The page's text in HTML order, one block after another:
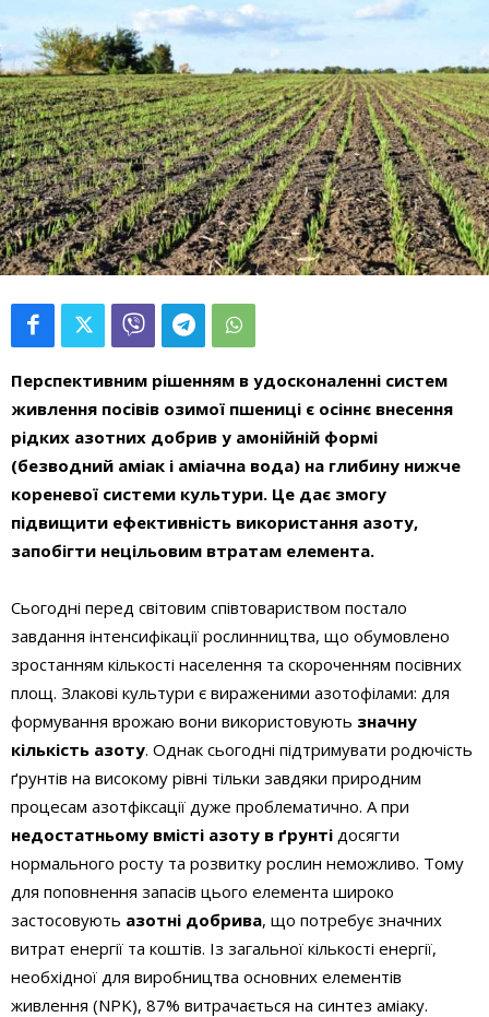
Перспективним рішенням в удосконаленні систем
живлення посівів озимої пшениці є осіннє внесення
рідких азотних добрив у амонійній формі
(безводний аміак і аміачна вода) на глибину нижче
кореневої системи культури. Це дає змогу
підвищити ефективність використання азоту,
запобігти нецільовим втратам елемента.
Сьогодні перед світовим співтовариством постало
завдання інтенсифікації рослинництва, що обумовлено
зростанням кількості населення та скороченням посівних
площ. Злакові культури є вираженими азотофілами: для
формування врожаю вони використовують знач­ну
кількість азоту. Однак сьогодні підтримувати родючість
ґрунтів на високому рівні тільки завдяки природним
процесам азотфіксації дуже проблематично. А при
недостатньому вмісті азоту в ґрунті досягти
нормального росту та розвитку рослин неможливо. Тому
для поповнення запасів цього елемента широко
застосовують азотні добрива, що потребує значних
витрат енергії та коштів. Із загальної кількості енергії,
необхідної для виробництва основних елементів
живлення (NPK), 87% витрачається на синтез аміаку.